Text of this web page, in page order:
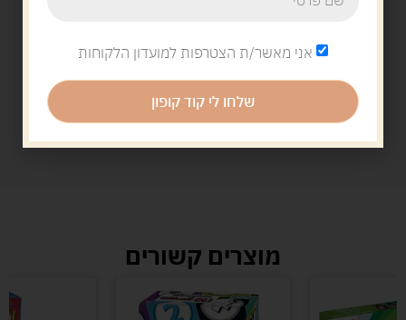
מוצרים קשורים
אני מאשר/ת הצטרפות למועדון הלקוחות
שלחו לי קוד קופון